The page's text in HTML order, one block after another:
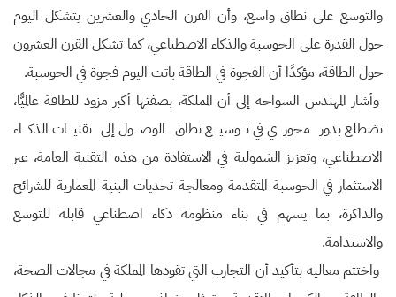
والتوسع على نطاق واسع، وأن القرن الحادي والعشرين يتشكل اليوم
حول القدرة على الحوسبة والذكاء الاصطناعي، كما تشكل القرن العشرون
حول الطاقة، مؤكدًا أن الفجوة في الطاقة باتت اليوم فجوة في الحوسبة.
وأشار المهندس السواحه إلى أن المملكة، بصفتها أكبر مزود للطاقة عالميًّا،
تضطلع بدور محوري في توسيع نطاق الوصول إلى تقنيات الذكاء
الاصطناعي، وتعزيز الشمولية في الاستفادة من هذه التقنية العامة، عبر
الاستثمار في الحوسبة المتقدمة ومعالجة تحديات البنية المعمارية للشرائح
والذاكرة، بما يسهم في بناء منظومة ذكاء اصطناعي قابلة للتوسع
والاستدامة.
واختتم معاليه بتأكيد أن التجارب التي تقودها المملكة في مجالات الصحة،